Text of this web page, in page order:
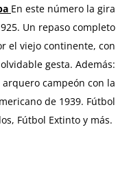
En este número la gira
Un repaso completo
el viejo continente, con
gesta. Además:
campeón con la
de 1939. Fútbol
Fútbol Extinto y más.